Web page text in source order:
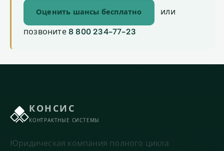
Оценить шансы бесплатно или
позвоните 8 800 234-77-23
КОНСИС
КОНТРАКТНЫЕ СИСТЕМЫ
Юридическая компания полного цикла